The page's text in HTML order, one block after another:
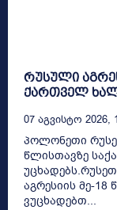
რუსული
ქართველ
07 Აგვისტო 2026,
პოლონეთი
წლისთავზე
აგრესიის მე-
ვუცხადებთ...